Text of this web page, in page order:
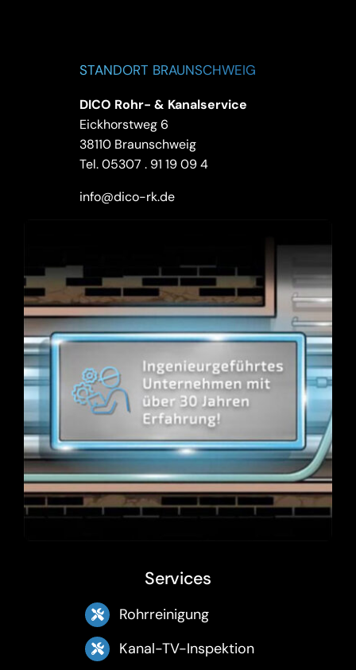
STANDORT BRAUNSCHWEIG
DICO Rohr- & Kanalservice
Eickhorstweg 6
38110 Braunschweig
Tel.05307 . 91 19 09 4
info@dico-rk.de
Services
Rohrreinigung
Kanal-TV-Inspektion